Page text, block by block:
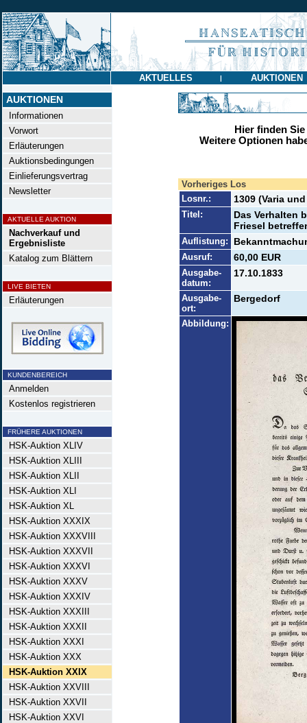
AKTUELLES | AUKTIONEN
AUKTIONEN
Informationen
Vorwort
Erläuterungen
Auktionsbedingungen
Einlieferungsvertrag
Newsletter
AKTUELLE AUKTION
Nachverkauf und
Ergebnisliste
Katalog zum Blättern
LIVE BIETEN
Erläuterungen
KUNDENBEREICH
Anmelden
Kostenlos registrieren
FRÜHERE AUKTIONEN
HSK-Auktion XLIV
HSK-Auktion XLIII
HSK-Auktion XLII
HSK-Auktion XLI
HSK-Auktion XL
HSK-Auktion XXXIX
HSK-Auktion XXXVIII
HSK-Auktion XXXVII
HSK-Auktion XXXVI
HSK-Auktion XXXV
HSK-Auktion XXXIV
HSK-Auktion XXXIII
HSK-Auktion XXXII
HSK-Auktion XXXI
HSK-Auktion XXX
HSK-Auktion XXIX
HSK-Auktion XXVIII
HSK-Auktion XXVII
HSK-Auktion XXVI
Hier finden
Weitere Optionen
Vorheriges Los
Losnr.:
1309 (Varia
Titel:
Das Verhalten
Friesel
Auflistung:
Ausruf: 60,00 EUR
Ausgabe-
datum:
17.10.1833
Ausgabe-
ort:
Bergedorf
Abbildung: